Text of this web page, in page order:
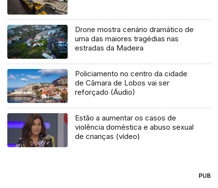
Drone mostra cenário dramático de
uma das maiores tragédias nas
estradas da Madeira
Policiamento no centro da cidade
de Câmara de Lobos vai ser
reforçado (Áudio)
Estão a aumentar os casos de
violência doméstica e abuso sexual
de crianças (vídeo)
PUB